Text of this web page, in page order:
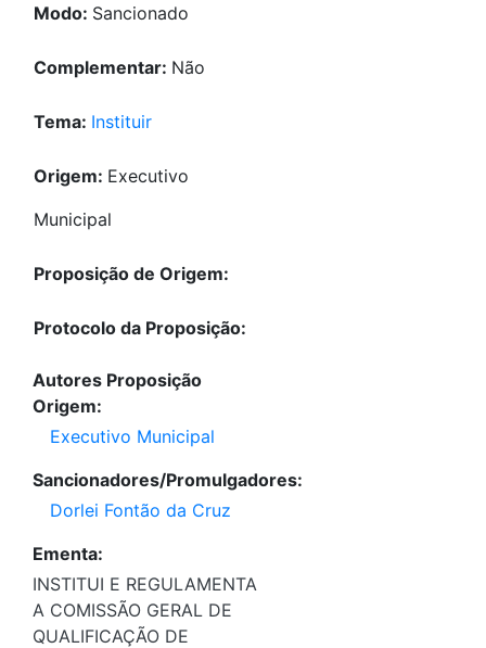
Modo: Sancionado
Complementar: Não
Tema: Instituir
Origem: Executivo
Municipal
Proposição de Origem:
Protocolo da Proposição:
Autores Proposição
Origem:
Executivo Municipal
Sancionadores/Promulgadores:
Dorlei Fontão da Cruz
Ementa:
INSTITUI E REGULAMENTA
A COMISSÃO GERAL DE
QUALIFICAÇÃO DE